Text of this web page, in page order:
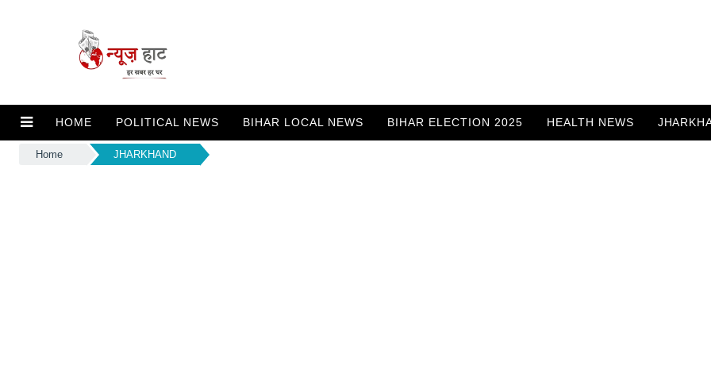
HOME POLITICAL NEWS BIHAR LOCAL NEWS BIHAR ELECTION 2025 HEALTH NEWS
Home JHARKHAND